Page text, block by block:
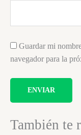
Guardar mi
navegador para la
También te